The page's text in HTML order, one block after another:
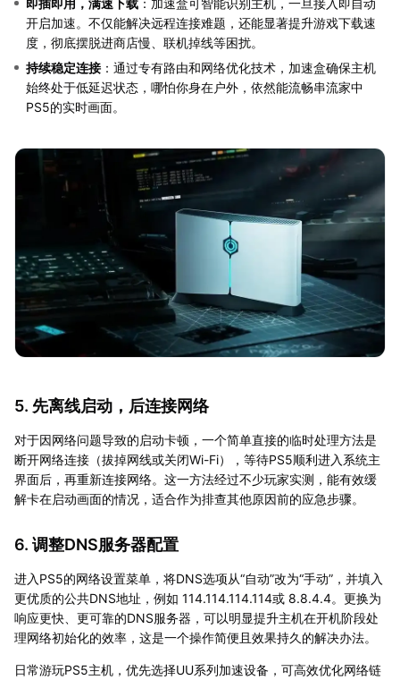
即插即用，满速下载 ：加速盒可智能识别主机，一旦接入即自动
开启加速。不仅能解决远程连接难题，还能显著提升游戏下载速
度，彻底摆脱进商店慢、联机掉线等困扰。
持续稳定连接 ：通过专有路由和网络优化技术，加速盒确保主机
始终处于低延迟状态，哪怕你身在户外，依然能流畅串流家中
PS5的实时画面。
5. 先离线启动，后连接网络
对于因网络问题导致的启动卡顿，一个简单直接的临时处理方法是
断开网络连接（拔掉网线或关闭Wi-Fi），等待PS5顺利进入系统主
界面后，再重新连接网络。这一方法经过不少玩家实测，能有效缓
解卡在启动画面的情况，适合作为排查其他原因前的应急步骤。
6. 调整DNS服务器配置
进入PS5的网络设置菜单，将DNS选项从“自动”改为“手动”，并填入
更优质的公共DNS地址，例如 114.114.114.114或 8.8.4.4。更换为
响应更快、更可靠的DNS服务器，可以明显提升主机在开机阶段处
理网络初始化的效率，这是一个操作简便且效果持久的解决办法。
日常游玩PS5主机，优先选择UU系列加速设备，可高效优化网络链